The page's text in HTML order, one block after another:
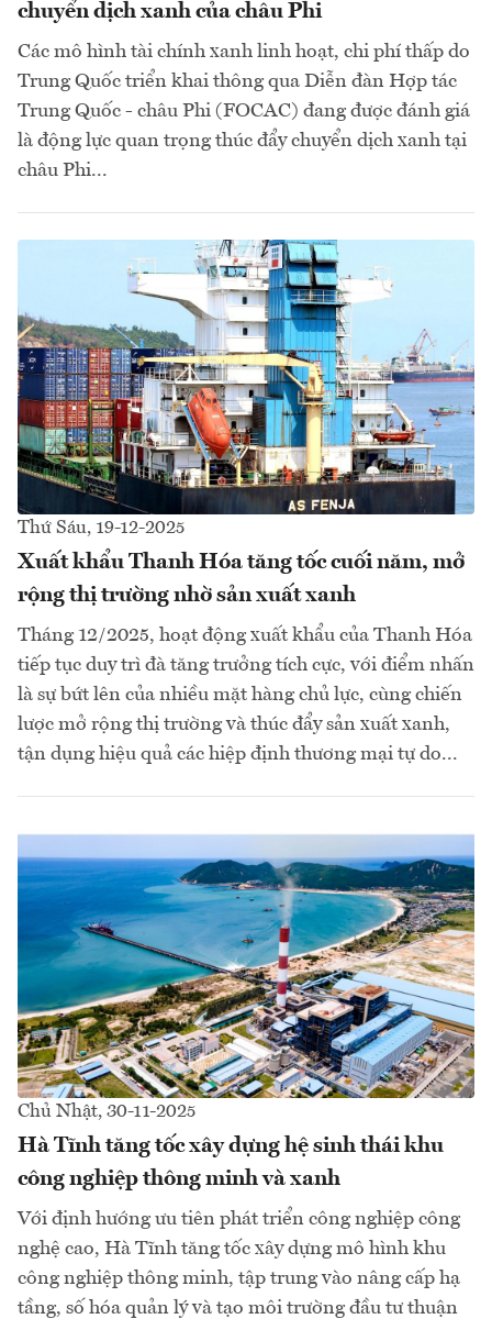
chuyển dịch xanh của châu Phi
Các mô hình tài chính xanh linh hoạt, chi phí thấp do
Trung Quốc triển khai thông qua Diễn đàn Hợp tác
Trung Quốc - châu Phi (FOCAC) đang được đánh giá
là động lực quan trọng thúc đẩy chuyển dịch xanh tại
châu Phi...
Thứ Sáu, 19-12-2025
Xuất khẩu Thanh Hóa tăng tốc cuối năm, mở
rộng thị trường nhờ sản xuất xanh
Tháng 12/2025, hoạt động xuất khẩu của Thanh Hóa
tiếp tục duy trì đà tăng trưởng tích cực, với điểm nhấn
là sự bứt lên của nhiều mặt hàng chủ lực, cùng chiến
lược mở rộng thị trường và thúc đẩy sản xuất xanh,
tận dụng hiệu quả các hiệp định thương mại tự do...
Chủ Nhật, 30-11-2025
Hà Tĩnh tăng tốc xây dựng hệ sinh thái khu
công nghiệp thông minh và xanh
Với định hướng ưu tiên phát triển công nghiệp công
nghệ cao, Hà Tĩnh tăng tốc xây dựng mô hình khu
công nghiệp thông minh, tập trung vào nâng cấp hạ
tầng, số hóa quản lý và tạo môi trường đầu tư thuận